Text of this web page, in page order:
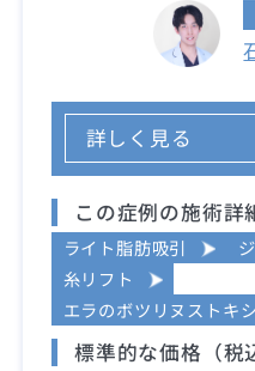
詳しく見る
この症例の施術詳
ライト脂肪吸引
糸リフト
エラのボツリヌストキ
標準的な価格（税